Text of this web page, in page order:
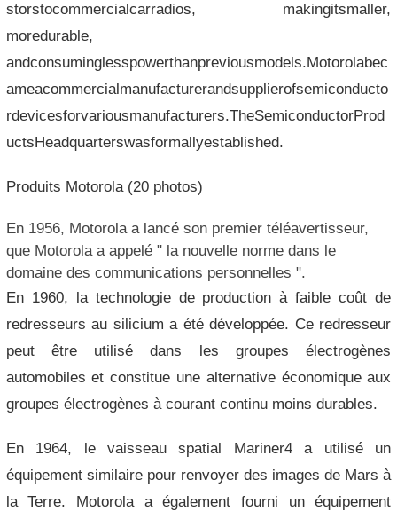
storstocommercialcarradios, makingitsmaller,
moredurable,
andconsuminglesspowerthanpreviousmodels.Motorolabec
ameacommercialmanufacturerandsupplierofsemiconducto
rdevicesforvariousmanufacturers.TheSemiconductorProd
uctsHeadquarterswasformallyestablished.
Produits Motorola (20 photos)
En 1956, Motorola a lancé son premier téléavertisseur,
que Motorola a appelé " la nouvelle norme dans le
domaine des communications personnelles ".
En 1960, la technologie de production à faible coût de
redresseurs au silicium a été développée. Ce redresseur
peut être utilisé dans les groupes électrogènes
automobiles et constitue une alternative économique aux
groupes électrogènes à courant continu moins durables.
En 1964, le vaisseau spatial Mariner4 a utilisé un
équipement similaire pour renvoyer des images de Mars à
la Terre. Motorola a également fourni un équipement